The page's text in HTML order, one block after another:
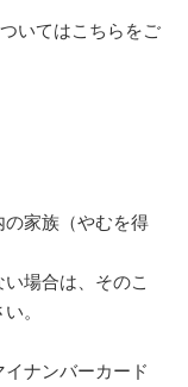
いてはこちらをご
家族（やむを得
場合は、そのこ
。
ナンバーカード